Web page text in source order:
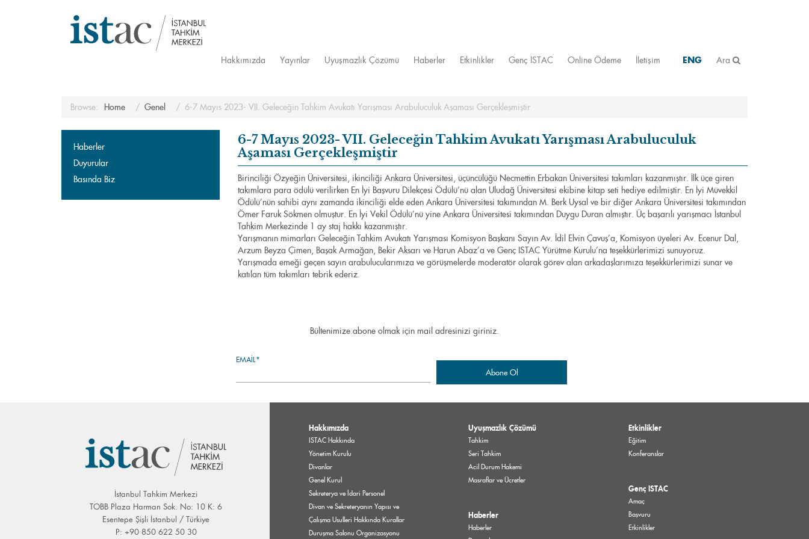
Hakkımızda Yayınlar Uyuşmazlık Çözümü Haberler Etkinlikler Genç ISTAC Online Ödeme İletişim ENG Ara
Browse: Home Genel 6-7 Mayıs 2023- VII. Geleceğin Tahkim Avukatı Yarışması Arabuluculuk Aşaması Gerçekleşmiştir
Haberler
Duyurular
Basında Biz
6-7 Mayıs 2023- VII. Geleceğin Tahkim Avukatı Yarışması Arabuluculuk
Aşaması Gerçekleşmiştir
Birinciliği Özyeğin Üniversitesi, ikinciliği Ankara Üniversitesi, üçüncülüğü Necmettin Erbakan Üniversitesi takımları kazanmıştır. İlk üçe giren
takımlara para ödülü verilirken En İyi Başvuru Dilekçesi Ödülü’nü alan Uludağ Üniversitesi ekibine kitap seti hediye edilmiştir. En İyi Müvekkil
Ödülü’nün sahibi aynı zamanda ikinciliği elde eden Ankara Üniversitesi takımından M. Berk Uysal ve bir diğer Ankara Üniversitesi takımından
Ömer Faruk Sökmen olmuştur. En İyi Vekil Ödülü’nü yine Ankara Üniversitesi takımından Duygu Duran almıştır. Üç başarılı yarışmacı İstanbul
Tahkim Merkezinde 1 ay staj hakkı kazanmıştır.
Yarışmanın mimarları Geleceğin Tahkim Avukatı Yarışması Komisyon Başkanı Sayın Av. İdil Elvin Çavuş’a, Komisyon üyeleri Av. Ecenur Dal,
Arzum Beyza Çimen, Başak Armağan, Bekir Aksarı ve Harun Abaz’a ve Genç ISTAC Yürütme Kurulu’na teşekkürlerimizi sunuyoruz.
Yarışmada emeği geçen sayın arabulucularımıza ve görüşmelerde moderatör olarak görev alan arkadaşlarımıza teşekkürlerimizi sunar ve
katılan tüm takımları tebrik ederiz.
Bültenimize abone olmak için mail adresinizi giriniz.
EMAIL*
İstanbul Tahkim Merkezi
TOBB Plaza Harman Sok. No: 10 K: 6
Esentepe Şişli İstanbul / Türkiye
P: +90 850 622 50 30
Hakkımızda
ISTAC Hakkında
Yönetim Kurulu
Divanlar
Genel Kurul
Sekreterya ve İdari Personel
Divan ve Sekreteryanın Yapısı ve
Çalışma Usulleri Hakkında Kurallar
Duruşma Salonu Organizasyonu
Uyuşmazlık Çözümü
Tahkim
Seri Tahkim
Acil Durum Hakemi
Masraflar ve Ücretler
Haberler
Haberler
Etkinlikler
Eğitim
Konferanslar
Genç ISTAC
Amaç
Başvuru
Etkinlikler